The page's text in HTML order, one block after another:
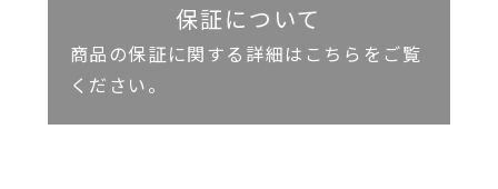
保証について
商品の保証に関する詳細はこちらをご覧
ください。